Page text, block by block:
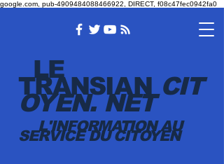
google.com, pub-4909484088466922, DIRECT, f08c47fec0942fa0
LE
TRANSIAN CIT
OYEN.NET
L'INFORMATION AU
SERVICE DU CITOYEN